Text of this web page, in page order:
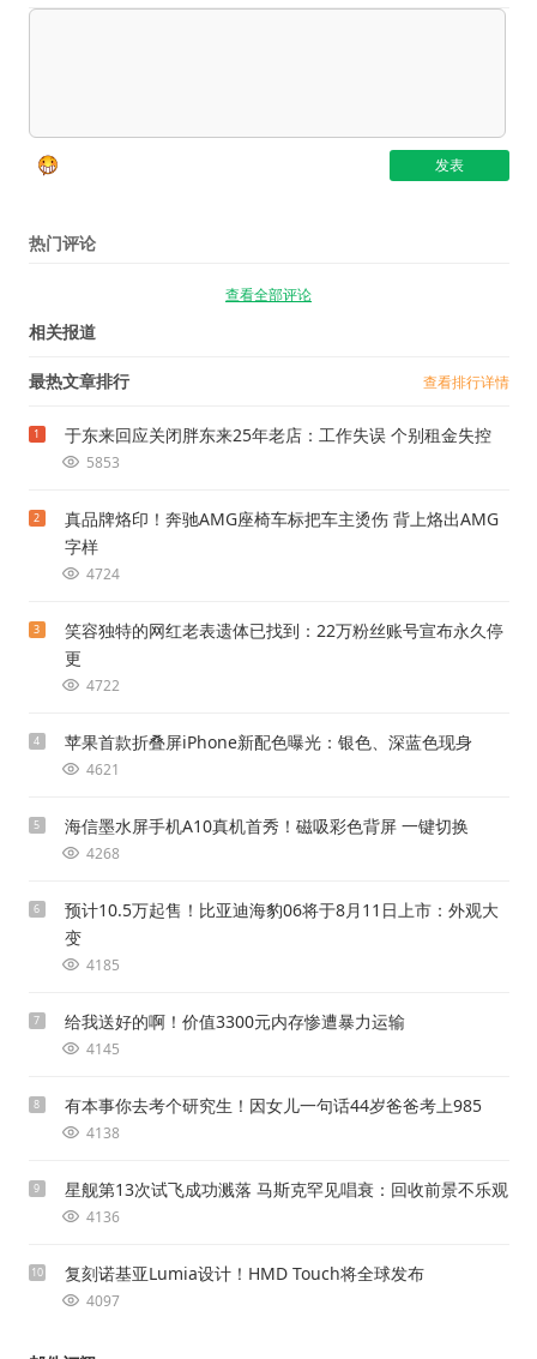
热门评论
查看全部评论
相关报道
最热文章排行 查看排行详情
1 于东来回应关闭胖东来25年老店：工作失误 个别租金失控
5853
2
真品牌烙印！奔驰AMG座椅车标把车主烫伤 背上烙出AMG
字样
4724
3
笑容独特的网红老表遗体已找到：22万粉丝账号宣布永久停
更
4722
4 苹果首款折叠屏iPhone新配色曝光：银色、深蓝色现身
4621
5 海信墨水屏手机A10真机首秀！磁吸彩色背屏 一键切换
4268
6
预计10.5万起售！比亚迪海豹06将于8月11日上市：外观大
变
4185
7 给我送好的啊！价值3300元内存惨遭暴力运输
4145
8 有本事你去考个研究生！因女儿一句话44岁爸爸考上985
4138
9 星舰第13次试飞成功溅落 马斯克罕见唱衰：回收前景不乐观
4136
10 复刻诺基亚Lumia设计！HMD Touch将全球发布
4097